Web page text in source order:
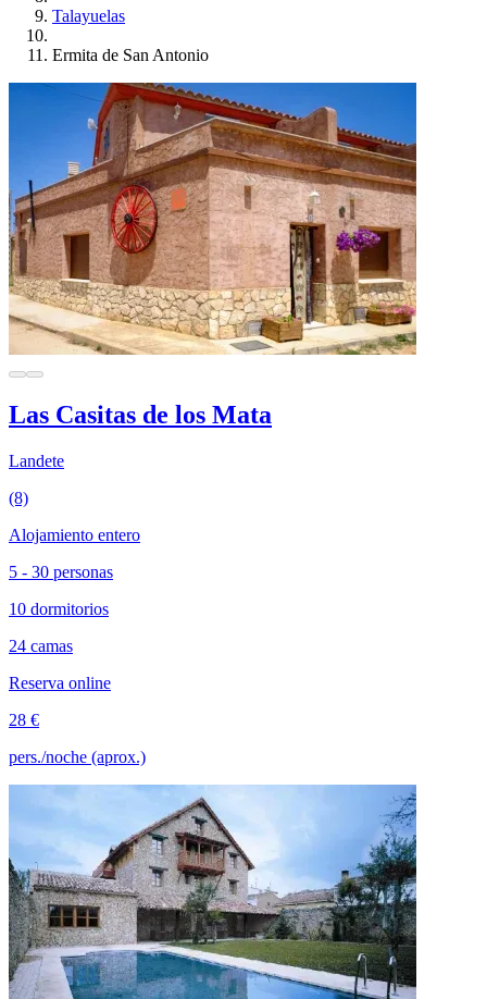
Talayuelas
Ermita de San Antonio
Las Casitas de los Mata
Landete
(8)
Alojamiento entero
5 - 30 personas
10 dormitorios
24 camas
Reserva online
28 €
pers./noche (aprox.)